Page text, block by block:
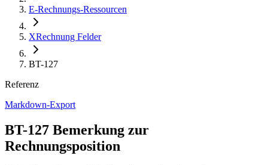
E-Rechnungs-Ressourcen
XRechnung Felder
BT-127
Referenz
Markdown-Export
BT-127 Bemerkung zur
Rechnungsposition